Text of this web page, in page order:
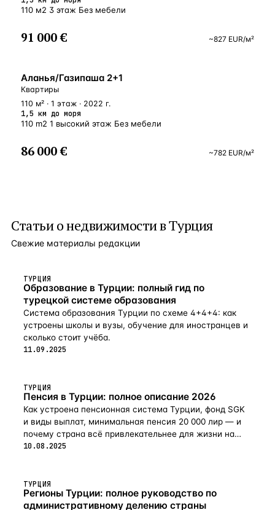
110 м2 3 этаж Без мебели
91 000 € ~827 EUR/м²
БЛИЗКО К МОРЮ Аланья/Газипаша 2+1
Квартиры
110 м² · 1 этаж · 2022 г.
1,5 км до моря
110 m2 1 высокий этаж Без мебели
86 000 € ~782 EUR/м²
Статьи онедвижимости в Турция
Свежие материалы редакции
ТУРЦИЯ
Образование в Турции: полный гид по
турецкой системе образования
Система образования Турции по схеме 4+4+4: как
устроены школы и вузы, обучение для иностранцев и
сколько стоит учёба.
11.09.2025
ТУРЦИЯ
Пенсия в Турции: полное описание 2026
Как устроена пенсионная система Турции, фонд SGK
и виды выплат, минимальная пенсия 20 000 лир — и
почему страна всё привлекательнее для жизни на
пенсии в 2026-м.
10.08.2025
ТУРЦИЯ
Регионы Турции: полное руководство по
административному делению страны